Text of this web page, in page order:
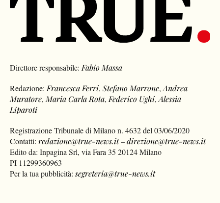
Direttore responsabile: Fabio Massa
Redazione: Francesca Ferri,Stefano Marrone,Andrea
Muratore, Maria Carla Rota, Federico Ughi,Alessia
Liparoti
Registrazione Tribunale di Milano n. 4632 del 03/06/2020
Contatti:redazione@true-news.it–direzione@true-news.it
Edito da: Inpagina Srl, via Fara 35 20124 Milano
PI 11299360963
Per la tua pubblicità:segreteria@true-news.it